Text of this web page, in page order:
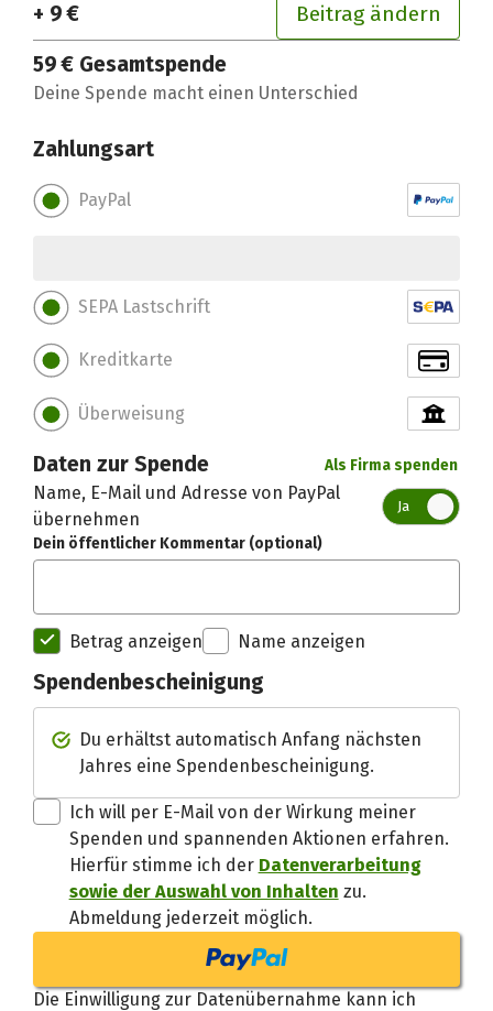
+ 9 € Beitrag ändern
59 € Gesamtspende
Deine Spende macht einen Unterschied
Zahlungsart
PayPal
SEPA Lastschrift
Kreditkarte
Überweisung
Daten zur Spende Als Firma spenden
Name, E-Mail und Adresse von PayPal
übernehmen
Ja
Dein öffentlicher Kommentar (optional)
Betrag anzeigen Name anzeigen
Spendenbescheinigung
Du erhältst automatisch Anfang nächsten
Jahres eine Spendenbescheinigung.
Ich will per E-Mail von der Wirkung meiner
Spenden und spannenden Aktionen erfahren.
Hierfür stimme ich der Datenverarbeitung
sowie der Auswahl von Inhalten zu.
Abmeldung jederzeit möglich.
Die Einwilligung zur Datenübernahme kann ich
Spendenempfänger